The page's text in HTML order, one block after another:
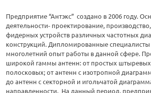
Предприятие “Антэкс” создано в 2006 году.
деятельности- проектирование,
фидерных устройств различных частотных
конструкций. Дипломированные
многолетний опыт работы в данной сфере.
широкой гаммы антенн: от простых
полосковых; от антенн с изотропной
до антенн с секторной и игольчатой
направленности. На данный период,